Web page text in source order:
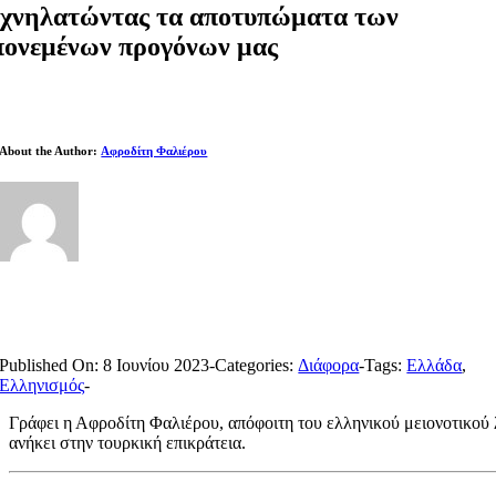
τα αποτυπώματα των
προγόνων μας
About the Author: Αφροδίτη Φαλιέρου
Published On: 8 Ιουνίου 2023-Categories: Διάφορα-Tags:Ελλάδα,
Ελληνισμός-
Γράφει η Αφροδίτη Φαλιέρου, απόφοιτη του ελληνικού
ανήκει στην τουρκική επικράτεια.